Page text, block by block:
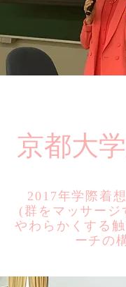
京都大
2017年学際着
​(群をマッサージ
やわらかくする
ーチの